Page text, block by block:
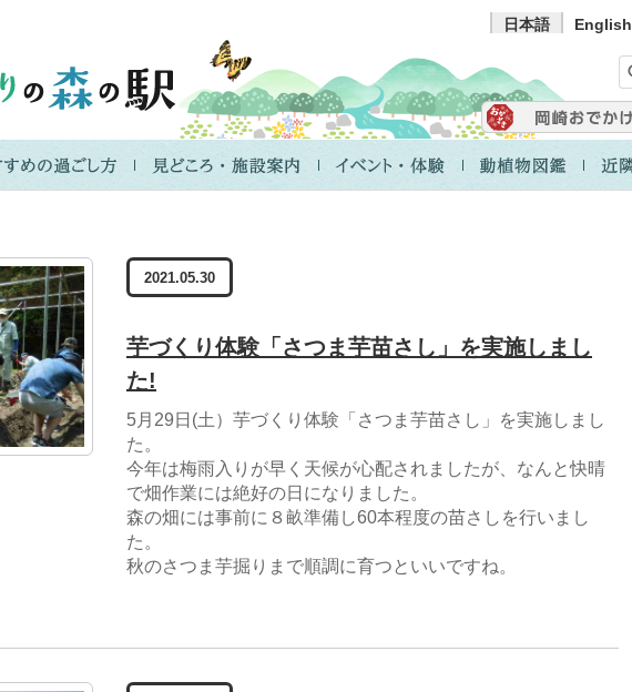
日本語 English
2021.05.30
芋づくり体験「さつま芋苗さし」を実施しまし
た!
5月29日(土）芋づくり体験「さつま芋苗さし」を実施しまし
た。
今年は梅雨入りが早く天候が心配されましたが、なんと快晴
で畑作業には絶好の日になりました。
森の畑には事前に８畝準備し60本程度の苗さしを行いまし
た。
秋のさつま芋掘りまで順調に育つといいですね。